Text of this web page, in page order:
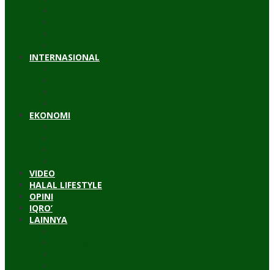
INTERNASIONAL
EKONOMI
VIDEO
HALAL LIFESTYLE
OPINI
IQRO’
LAINNYA